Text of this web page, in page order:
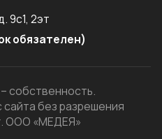
9с1, 2эт
обязателен)
собственность.
без разрешения
ООО «МЕДЕЯ»